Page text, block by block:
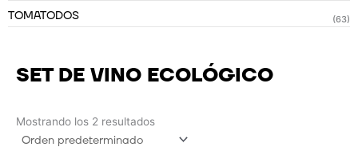
TOMATODOS (63)
SET DE VINO ECOLÓGICO
Mostrando los 2 resultados